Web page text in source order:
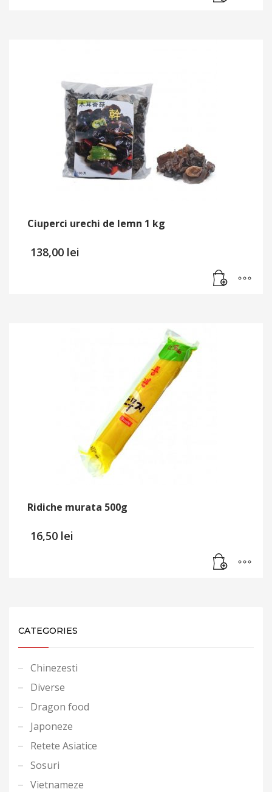
Ciuperci urechi de lemn 1 kg
138,00 lei
Ridiche murata 500g
16,50 lei
CATEGORIES
Chinezesti
Diverse
Dragon food
Japoneze
Retete Asiatice
Sosuri
Vietnameze